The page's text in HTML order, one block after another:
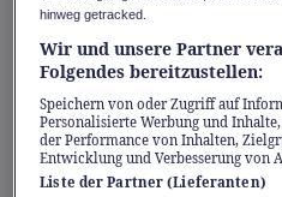
jede Frau mit sieben
sind es
und die Müdigkeit.
endlos lang.
kippen, das innere
hinweg getracked.
Wir und unsere Partner
Folgendes bereitzustellen:
Speichern von oder Zugriff auf
Personalisierte Werbung und
der Performance von Inhalten,
Entwicklung und Verbesserung von
Liste der Partner (Lieferanten)